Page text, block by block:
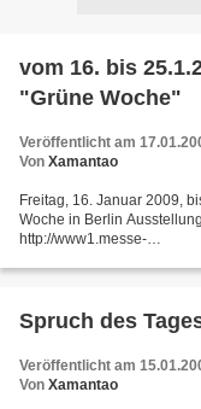
vom 16. bis
"Grüne Woche"
Veröffentlicht am
Von Xamantao
Freitag, 16. Januar 2009,
Woche in Berlin
http://www1.messe-
html Russland...
Spruch des
Veröffentlicht am
Von Xamantao